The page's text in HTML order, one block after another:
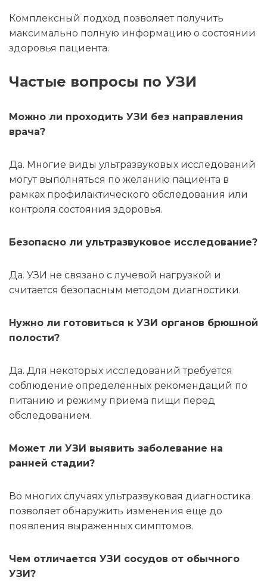
Комплексный подход позволяет получить
максимально полную информацию о состоянии
здоровья пациента.
Частые вопросы по УЗИ
Можно ли проходить УЗИ без направления
врача?
Да. Многие виды ультразвуковых исследований
могут выполняться по желанию пациента в
рамках профилактического обследования или
контроля состояния здоровья.
Безопасно ли ультразвуковое исследование?
Да. УЗИ не связано с лучевой нагрузкой и
считается безопасным методом диагностики.
Нужно ли готовиться к УЗИ органов брюшной
полости?
Да. Для некоторых исследований требуется
соблюдение определенных рекомендаций по
питанию и режиму приема пищи перед
обследованием.
Может ли УЗИ выявить заболевание на
ранней стадии?
Во многих случаях ультразвуковая диагностика
позволяет обнаружить изменения еще до
появления выраженных симптомов.
Чем отличается УЗИ сосудов от обычного
УЗИ?